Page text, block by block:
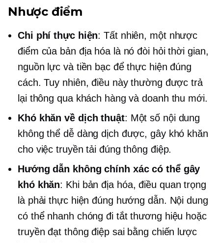
Nhược điểm
Chi phí thực hiện: Tất nhiên, một nhược
điểm của bản địa hóa là nó đòi hỏi thời gian,
nguồn lực và tiền bạc để thực hiện đúng
cách. Tuy nhiên, điều này thường được trả
lại thông qua khách hàng và doanh thu mới.
Khó khăn về dịch thuật: Một số nội dung
không thể dễ dàng dịch được, gây khó khăn
cho việc truyền tải đúng thông điệp.
Hướng dẫn không chính xác có thể gây
khó khăn: Khi bản địa hóa, điều quan trọng
là phải thực hiện đúng hướng dẫn. Nội dung
có thể nhanh chóng đi tắt thương hiệu hoặc
truyền đạt thông điệp sai bằng chiến lược